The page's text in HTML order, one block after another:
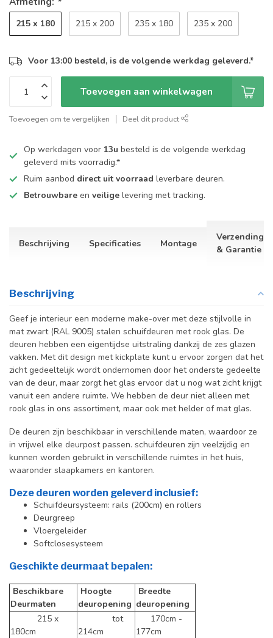
215 x 180 215 x 200 235 x 180 235 x 200
Voor 13:00 besteld, is de volgende werkdag geleverd.*
Toevoegen aan winkelwagen
Toevoegen om te vergelijken Deel dit product
Op werkdagen voor 13u besteld is de volgende werkdag
geleverd mits voorradig.*
Ruim aanbod direct uit voorraad leverbare deuren.
Betrouwbare en veilige levering met tracking.
Beschrijving Specificaties Montage
Verzending
& Garantie
Beschrijving
Geef je interieur een moderne make-over met deze stijlvolle in
mat zwart (RAL 9005) stalen schuifdeuren met rook glas. De
deuren hebben een eigentijdse uitstraling dankzij de zes glazen
vakken. Met dit design met kickplate kunt u ervoor zorgen dat het
zicht gedeeltelijk wordt ondernomen door het onderste gedeelte
van de deur, maar zorgt het glas ervoor dat u nog wat zicht krijgt
vanuit een andere ruimte. We hebben de deur niet alleen met
rook glas in ons assortiment, maar ook met helder of mat glas.
De deuren zijn beschikbaar in verschillende maten, waardoor ze
in vrijwel elke deurpost passen. schuifdeuren zijn veelzijdig en
kunnen worden gebruikt in verschillende ruimtes in het huis,
waaronder slaapkamers en kantoren.
Deze deuren worden geleverd inclusief:
Schuifdeursysteem: rails (200cm) en rollers
Deurgreep
Vloergeleider
Softclosesysteem
Geschikte deurmaat bepalen:
Beschikbare
Deurmaten
Hoogte
deuropening
Breedte
deuropening
215 x
180cm
tot
214cm
170cm -
177cm